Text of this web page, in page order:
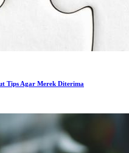
Tips Agar Merek Diterima